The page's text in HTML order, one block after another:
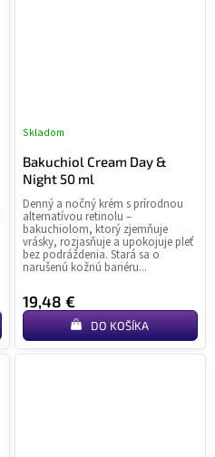
Bakuchiol Cream Day &
Night 50 ml
Skladom
19,48 €
DO KOŠÍKA
Denný a nočný krém s prírodnou
alternatívou retinolu –
bakuchiolom, ktorý zjemňuje
vrásky, rozjasňuje a upokojuje pleť
bez podráždenia. Stará sa o
narušenú kožnú bariéru...